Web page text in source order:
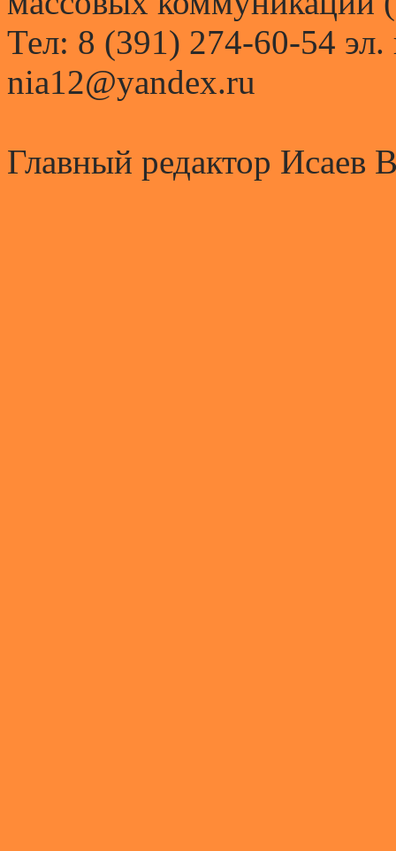
Тел: 8 (391) 274-60-54 эл.
nia12@yandex.ru
Главный редактор Исаев